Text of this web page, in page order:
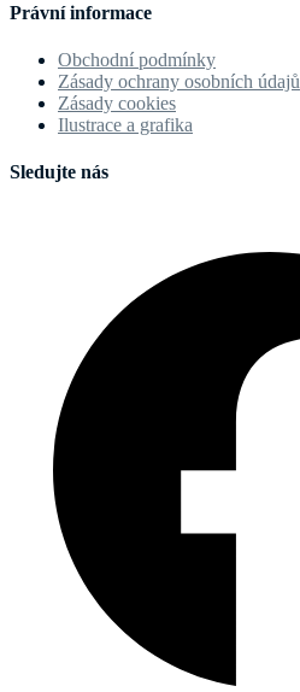
Právní informace
Obchodní podmínky
Zásady ochrany osobních údajů
Zásady cookies
Ilustrace a grafika
Sledujte nás